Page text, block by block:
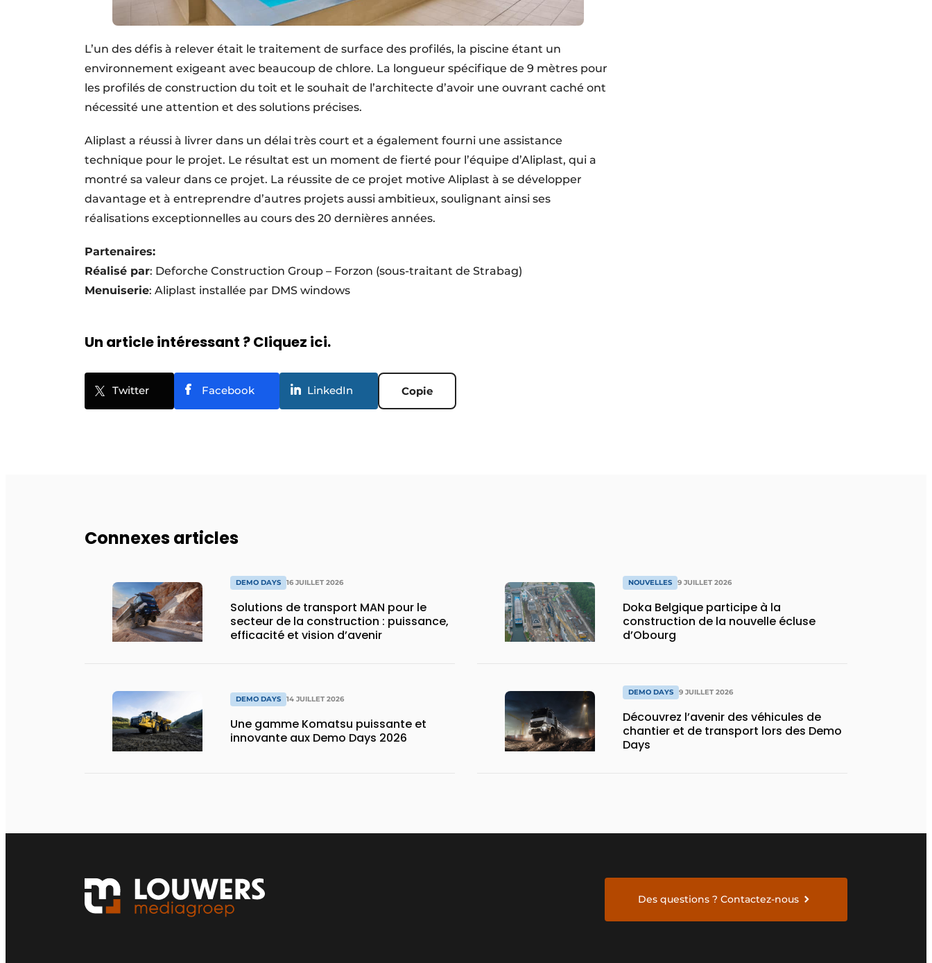
L’un des défis à relever était le traitement de surface des profilés, la piscine étant un
environnement exigeant avec beaucoup de chlore. La longueur spécifique de 9 mètres pour
les profilés de construction du toit et le souhait de l’architecte d’avoir une ouvrant caché ont
nécessité une attention et des solutions précises.
Aliplast a réussi à livrer dans un délai très court et a également fourni une assistance
technique pour le projet. Le résultat est un moment de fierté pour l’équipe d’Aliplast, qui a
montré sa valeur dans ce projet. La réussite de ce projet motive Aliplast à se développer
davantage et à entreprendre d’autres projets aussi ambitieux, soulignant ainsi ses
réalisations exceptionnelles au cours des 20 dernières années.
Partenaires:
Réalisé par: Deforche Construction Group – Forzon (sous-traitant de Strabag)
Menuiserie: Aliplast installée par DMS windows
Un article intéressant ? Cliquez ici.
Twitter Facebook LinkedIn Copie
Connexes articles
DEMO DAYS 16 JUILLET 2026
Solutions de transport MAN pour le
secteur de la construction : puissance,
efficacité et vision d’avenir
DEMO DAYS 14 JUILLET 2026
Une gamme Komatsu puissante et
innovante aux Demo Days 2026
NOUVELLES 9 JUILLET 2026
Doka Belgique participe à la
construction de la nouvelle écluse
d’Obourg
DEMO DAYS 9 JUILLET 2026
Découvrez l’avenir des véhicules de
chantier et de transport lors des Demo
Days
Des questions ? Contactez-nous